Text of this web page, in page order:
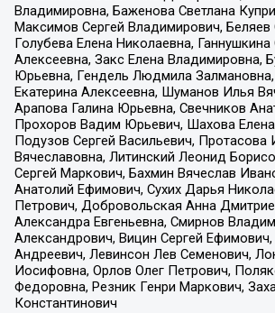
Владимировна, Баженова Светлана
Максимов Сергей Владимирович, Беляев
Голубева Елена Николаевна, Ганнушкина
Алексеевна, Закс Елена Владимировна,
Юрьевна, Гендель Людмила
Екатерина Алексеевна, Шуманов Илья
Арапова Галина Юрьевна, Свечников
Прохоров Вадим Юрьевич, Шахова
Подузов Сергей Васильевич, Протасова
Вячеславовна, Литинский Леонид
Сергей Маркович, Бахмин Вячеслав
Анатолий Ефимович, Сухих Дарья
Петрович, Добровольская Анна
Александра Евгеньевна, Смирнов
Александрович, Вицин Сергей
Андреевич, Левинсон Лев Семенович,
Иосифовна, Орлов Олег Петрович,
Федоровна, Резник Генри Маркович,
Константинович